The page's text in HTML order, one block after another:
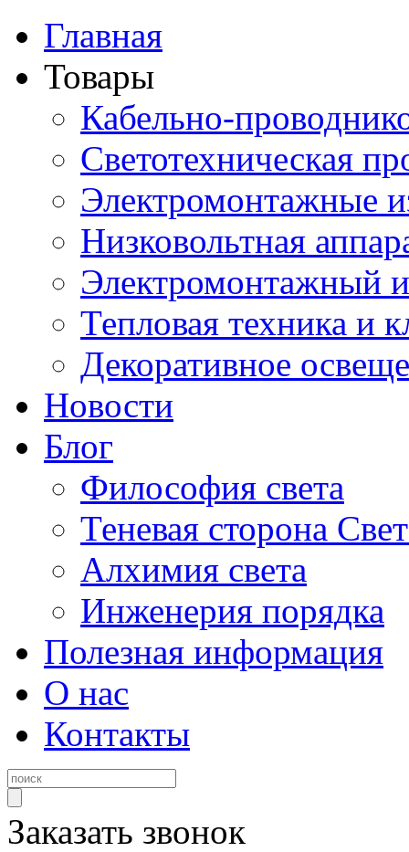
Главная
Товары
Кабельно-
Светотехническая
Электромонтажные
Низковольтная
Электромонтажный
Тепловая техника и
Декоративное
Новости
Блог
Философия света
Теневая сторона
Алхимия света
Инженерия порядка
Полезная информация
О нас
Контакты
Заказать звонок